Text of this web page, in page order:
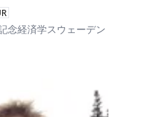
念経済学スウェーデン